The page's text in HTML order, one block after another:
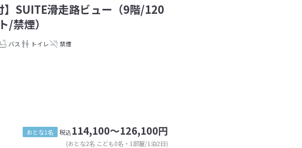
】SUITE滑走路ビュー（9階/120
/禁煙）
バス トイレ 禁煙
おとな1名 税込114,100～126,100円
(おとな2名 こども0名・1部屋/1泊2日)